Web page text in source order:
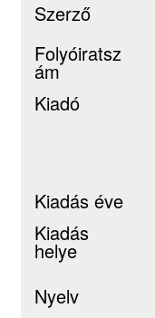
Szerző
Folyóiratsz
ám
Kiadó
Kiadás éve
Kiadás
helye
Nyelv